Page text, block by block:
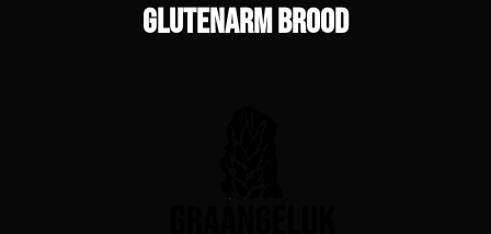
Glutenarm brood